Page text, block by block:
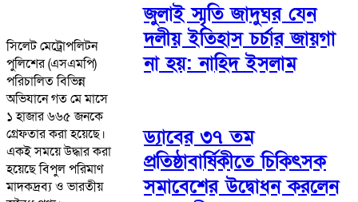
সিলেট মেট্রোপলিটন
পুলিশের (এসএমপি)
পরিচালিত বিভিন্ন
অভিযানে গত মে মাসে
১ হাজার ৬৬৫ জনকে
গ্রেফতার করা হয়েছে।
একই সময়ে উদ্ধার করা
হয়েছে বিপুল পরিমাণ
মাদকদ্রব্য ও ভারতীয়
জুলাই স্মৃতি জাদুঘর যেন
দলীয় ইতিহাস চর্চার জায়গা
না হয়: নাহিদ ইসলাম
ড্যাবের ৩৭ তম
প্রতিষ্ঠাবার্ষিকীতে চিকিৎসক
সমাবেশের উদ্বোধন করলেন